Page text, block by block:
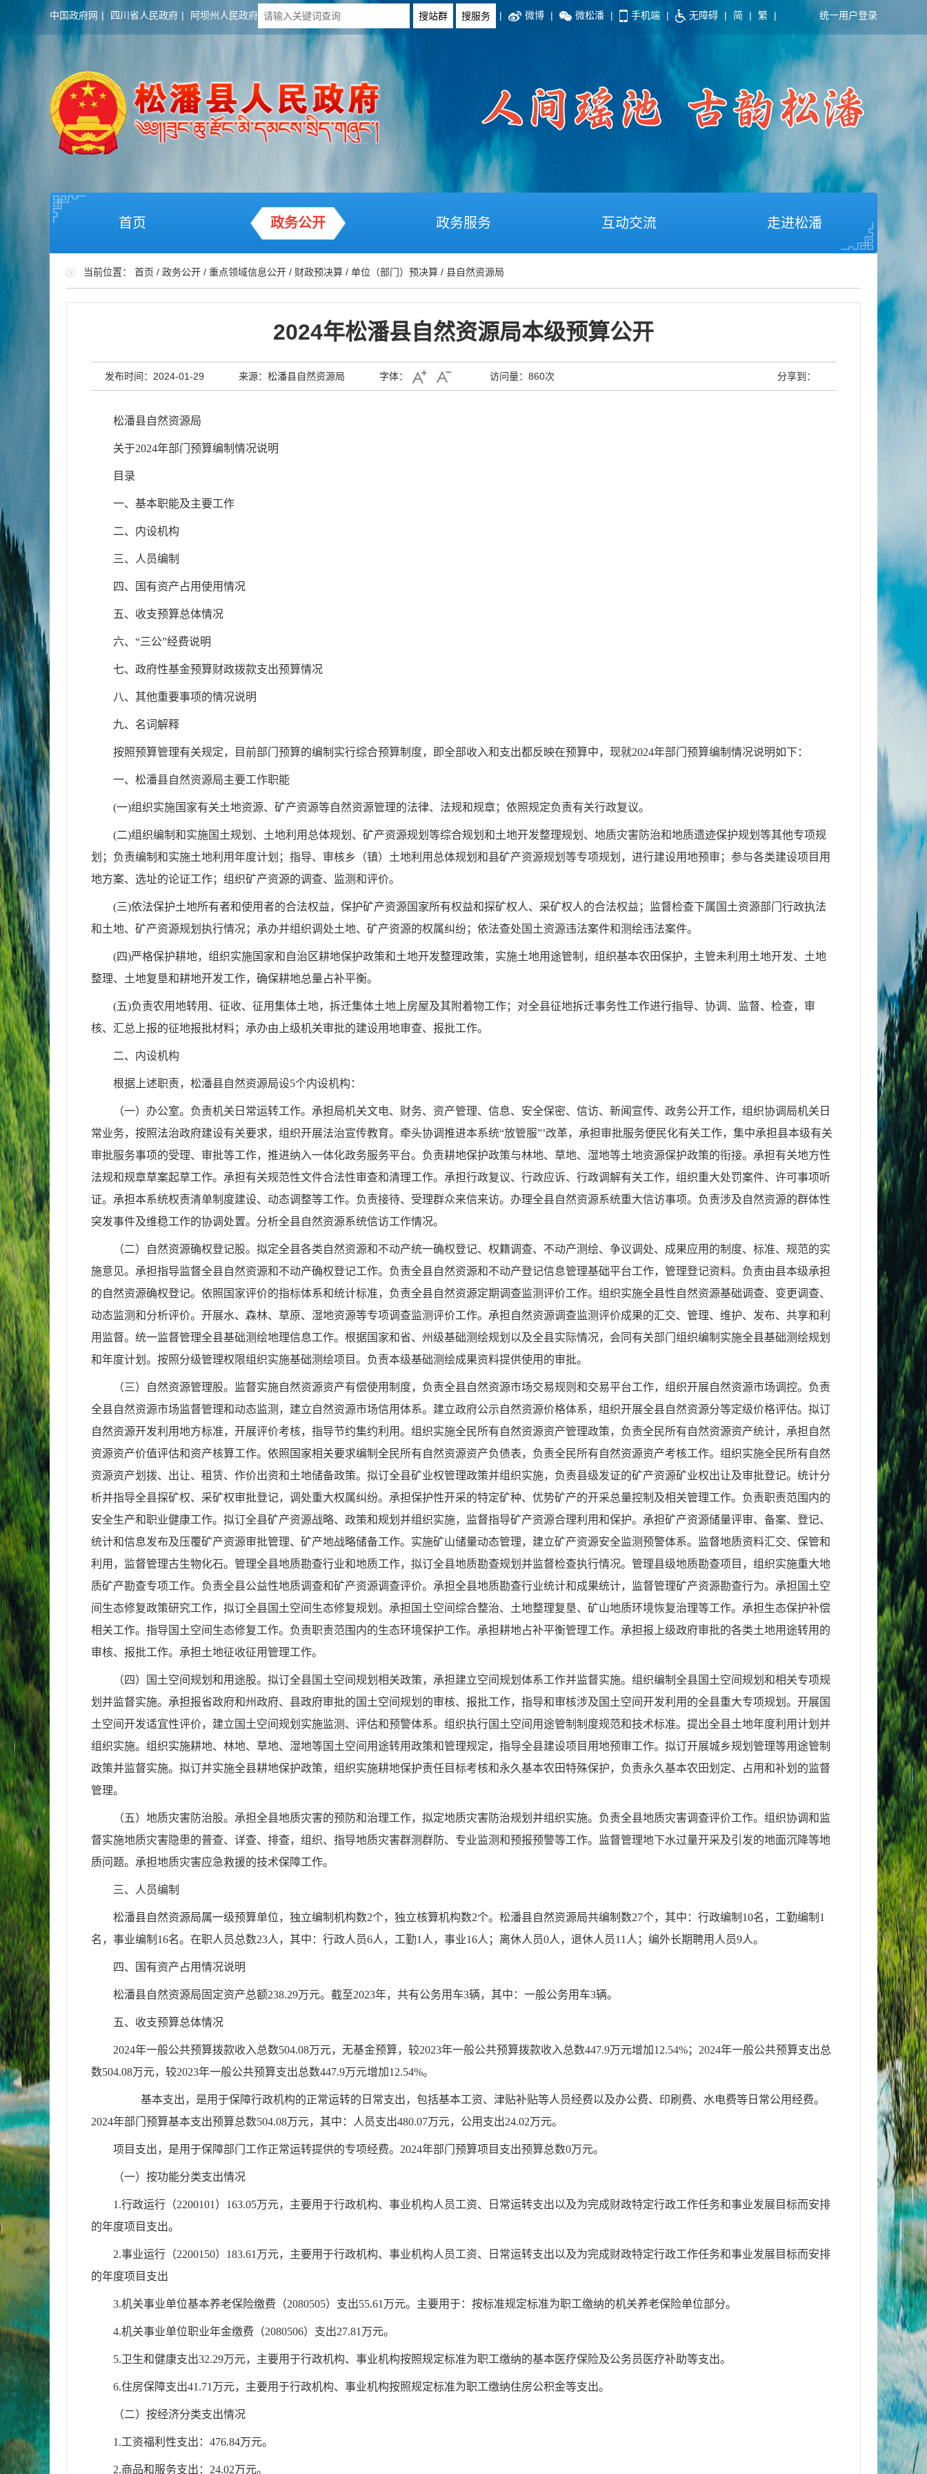
中国政府网 | 四川省人民政府 | 阿坝州人民政府 | 微博 | 微松潘 | 手机端 | 无障碍 | 简 | 繁 | 统一用户登录
首页 政务公开 政务服务 互动交流 走进松潘
当前位置： 首页 / 政务公开 / 重点领域信息公开 / 财政预决算 / 单位（部门）预决算 / 县自然资源局
2024年松潘县自然资源局本级预算公开
发布时间：2024-01-29 来源：松潘县自然资源局 字体： 访问量： 860次 分享到：
松潘县自然资源局
关于2024年部门预算编制情况说明
目录
一、基本职能及主要工作
二、内设机构
三、人员编制
四、国有资产占用使用情况
五、收支预算总体情况
六、“三公”经费说明
七、政府性基金预算财政拨款支出预算情况
八、其他重要事项的情况说明
九、名词解释
按照预算管理有关规定，目前部门预算的编制实行综合预算制度，即全部收入和支出都反映在预算中，现就2024年部门预算编制情况说明如下：
一、松潘县自然资源局主要工作职能
(一)组织实施国家有关土地资源、矿产资源等自然资源管理的法律、法规和规章；依照规定负责有关行政复议。
(二)组织编制和实施国土规划、土地利用总体规划、矿产资源规划等综合规划和土地开发整理规划、地质灾害防治和地质遗迹保护规划等其他专项规
划；负责编制和实施土地利用年度计划；指导、审核乡（镇）土地利用总体规划和县矿产资源规划等专项规划，进行建设用地预审；参与各类建设项目用
地方案、选址的论证工作；组织矿产资源的调查、监测和评价。
(三)依法保护土地所有者和使用者的合法权益，保护矿产资源国家所有权益和探矿权人、采矿权人的合法权益；监督检查下属国土资源部门行政执法
和土地、矿产资源规划执行情况；承办并组织调处土地、矿产资源的权属纠纷；依法查处国土资源违法案件和测绘违法案件。
(四)严格保护耕地，组织实施国家和自治区耕地保护政策和土地开发整理政策，实施土地用途管制，组织基本农田保护，主管未利用土地开发、土地
整理、土地复垦和耕地开发工作，确保耕地总量占补平衡。
(五)负责农用地转用、征收、征用集体土地，拆迁集体土地上房屋及其附着物工作；对全县征地拆迁事务性工作进行指导、协调、监督、检查，审
核、汇总上报的征地报批材料；承办由上级机关审批的建设用地审查、报批工作。
二、内设机构
根据上述职责，松潘县自然资源局设5个内设机构：
（一）办公室。负责机关日常运转工作。承担局机关文电、财务、资产管理、信息、安全保密、信访、新闻宣传、政务公开工作，组织协调局机关日
常业务，按照法治政府建设有关要求，组织开展法治宣传教育。牵头协调推进本系统“放管服”’改革，承担审批服务便民化有关工作，集中承担县本级有关
审批服务事项的受理、审批等工作，推进纳入一体化政务服务平台。负责耕地保护政策与林地、草地、湿地等土地资源保护政策的衔接。承担有关地方性
法规和规章草案起草工作。承担有关规范性文件合法性审查和清理工作。承担行政复议、行政应诉、行政调解有关工作，组织重大处罚案件、许可事项听
证。承担本系统权责清单制度建设、动态调整等工作。负责接待、受理群众来信来访。办理全县自然资源系统重大信访事项。负责涉及自然资源的群体性
突发事件及维稳工作的协调处置。分析全县自然资源系统信访工作情况。
（二）自然资源确权登记股。 拟定全县各类自然资源和不动产统一确权登记、权籍调查、不动产测绘、争议调处、成果应用的制度、标准、规范的实
施意见。承担指导监督全县自然资源和不动产确权登记工作。负责全县自然资源和不动产登记信息管理基础平台工作，管理登记资料。负责由县本级承担
的自然资源确权登记。依照国家评价的指标体系和统计标准，负责全县自然资源定期调查监测评价工作。组织实施全县性自然资源基础调查、变更调查、
动态监测和分析评价。开展水、森林、草原、湿地资源等专项调查监测评价工作。承担自然资源调查监测评价成果的汇交、管理、维护、发布、共享和利
用监督。统一监督管理全县基础测绘地理信息工作。根据国家和省、州级基础测绘规划以及全县实际情况，会同有关部门组织编制实施全县基础测绘规划
和年度计划。按照分级管理权限组织实施基础测绘项目。负责本级基础测绘成果资料提供使用的审批。
（三）自然资源管理股。监督实施自然资源资产有偿使用制度，负责全县自然资源市场交易规则和交易平台工作，组织开展自然资源市场调控。负责
全县自然资源市场监督管理和动态监测，建立自然资源市场信用体系。建立政府公示自然资源价格体系，组织开展全县自然资源分等定级价格评估。拟订
自然资源开发利用地方标准，开展评价考核，指导节约集约利用。组织实施全民所有自然资源资产管理政策，负责全民所有自然资源资产统计，承担自然
资源资产价值评估和资产核算工作。依照国家相关要求编制全民所有自然资源资产负债表，负责全民所有自然资源资产考核工作。组织实施全民所有自然
资源资产划拨、出让、租赁、作价出资和土地储备政策。拟订全县矿业权管理政策并组织实施，负责县级发证的矿产资源矿业权出让及审批登记。统计分
析并指导全县探矿权、采矿权审批登记，调处重大权属纠纷。承担保护性开采的特定矿种、优势矿产的开采总量控制及相关管理工作。负责职责范围内的
安全生产和职业健康工作。拟订全县矿产资源战略、政策和规划并组织实施，监督指导矿产资源合理利用和保护。承担矿产资源储量评审、备案、登记、
统计和信息发布及压覆矿产资源审批管理、矿产地战略储备工作。实施矿山储量动态管理，建立矿产资源安全监测预警体系。监督地质资料汇交、保管和
利用，监督管理古生物化石。管理全县地质勘查行业和地质工作，拟订全县地质勘查规划并监督检查执行情况。管理县级地质勘查项目，组织实施重大地
质矿产勘查专项工作。负责全县公益性地质调查和矿产资源调查评价。承担全县地质勘查行业统计和成果统计，监督管理矿产资源勘查行为。承担国土空
间生态修复政策研究工作，拟订全县国土空间生态修复规划。承担国土空间综合整治、土地整理复垦、矿山地质环境恢复治理等工作。承担生态保护补偿
相关工作。指导国土空间生态修复工作。负责职责范围内的生态环境保护工作。承担耕地占补平衡管理工作。承担报上级政府审批的各类土地用途转用的
审核、报批工作。承担土地征收征用管理工作。
（四）国土空间规划和用途股。拟订全县国土空间规划相关政策，承担建立空间规划体系工作并监督实施。组织编制全县国土空间规划和相关专项规
划并监督实施。承担报省政府和州政府、县政府审批的国土空间规划的审核、报批工作，指导和审核涉及国土空间开发利用的全县重大专项规划。开展国
土空间开发适宜性评价，建立国土空间规划实施监测、评估和预警体系。组织执行国土空间用途管制制度规范和技术标准。提出全县土地年度利用计划并
组织实施。组织实施耕地、林地、草地、湿地等国土空间用途转用政策和管理规定，指导全县建设项目用地预审工作。拟订开展城乡规划管理等用途管制
政策并监督实施。拟订并实施全县耕地保护政策，组织实施耕地保护责任目标考核和永久基本农田特殊保护，负责永久基本农田划定、占用和补划的监督
管理。
（五）地质灾害防治股。承担全县地质灾害的预防和治理工作， 拟定地质灾害 防治规划并组织实施。负责全县地质灾害调查评价工作。组织协调和监
督实施地质灾害隐患的普查、详查、排查，组织、指导地质灾害群测群防、专业监测和预报预警等工作。监督管理地下水过量开采及引发的地面沉降等地
质问题。承担地质灾害应急救援的技术保障工作。
三、人员编制
松潘县自然资源局属一级预算单位，独立编制机构数2个，独立核算机构数2个。松潘县自然资源局共编制数27个，其中：行政编制10名，工勤编制1
名，事业编制16名。在职人员总数23人，其中：行政人员6人，工勤1人，事业16人；离休人员0人，退休人员11人；编外长期聘用人员9人。
四、国有资产占用情况说明
松潘县自然资源局固定资产总额238.29万元。截至2023年，共有公务用车3辆，其中：一般公务用车3辆。
五、收支预算总体情况
2024年一般公共预算拨款收入总数504.08万元，无基金预算，较2023年一般公共预算拨款收入总数447.9万元增加12.54%；2024年一般公共预算支出总
数504.08万元，较2023年一般公共预算支出总数447.9万元增加12.54%。
基本支出，是用于保障行政机构的正常运转的日常支出，包括基本工资、津贴补贴等人员经费以及办公费、印刷费、水电费等日常公用经费。
2024年部门预算基本支出预算总数504.08万元，其中：人员支出480.07万元，公用支出24.02万元。
项目支出，是用于保障部门工作正常运转提供的专项经费。2024年部门预算项目支出预算总数0万元。
（一）按功能分类支出情况
1.行政运行（2200101）163.05万元，主要用于行政机构、事业机构人员工资、日常运转支出以及为完成财政特定行政工作任务和事业发展目标而安排
的年度项目支出。
2.事业运行（2200150）183.61万元，主要用于行政机构、事业机构人员工资、日常运转支出以及为完成财政特定行政工作任务和事业发展目标而安排
的年度项目支出
3.机关事业单位基本养老保险缴费（2080505）支出55.61万元。主要用于：按标准规定标准为职工缴纳的机关养老保险单位部分。
4.机关事业单位职业年金缴费（2080506）支出27.81万元。
5.卫生和健康支出32.29万元，主要用于行政机构、事业机构按照规定标准为职工缴纳的基本医疗保险及公务员医疗补助等支出。
6.住房保障支出41.71万元，主要用于行政机构、事业机构按照规定标准为职工缴纳住房公积金等支出。
（二）按经济分类支出情况
1.工资福利性支出：476.84万元。
2.商品和服务支出：24.02万元。